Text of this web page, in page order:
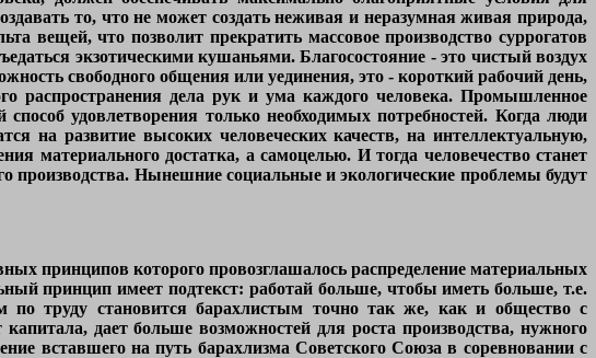
то, что не может создать неживая и неразумная живая природа,
вещей, что позволит прекратить массовое производство суррогатов
экзотическими кушаньями. Благосостояние - это чистый воздух
свободного общения или уединения, это - короткий рабочий день,
распространения дела рук и ума каждого человека. Промышленное
удовлетворения только необходимых потребностей. Когда люди
на развитие высоких человеческих качеств, на интеллектуальную,
материального достатка, а самоцелью. И тогда человечество станет
Нынешние социальные и экологические проблемы будут
принципов которого провозглашалось распределение материальных
принцип имеет подтекст: работай больше, чтобы иметь больше, т.е.
по труду становится барахлистым точно так же, как и общество с
дает больше возможностей для роста производства, нужного
вставшего на путь барахлизма Советского Союза в соревновании с